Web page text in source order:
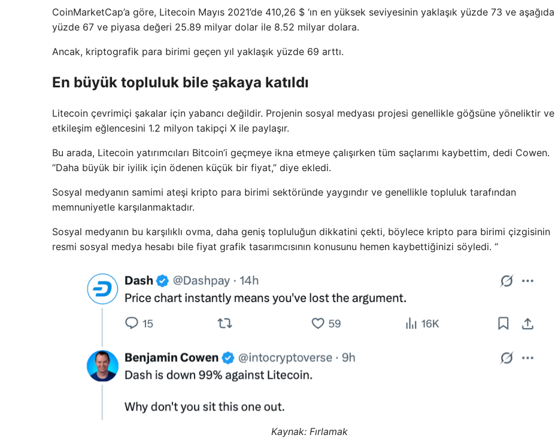
CoinMarketCap’a göre, Litecoin Mayıs 2021’de 410,26 $ ‘ın en yüksek seviyesinin yaklaşık yüzde 73 ve aşağıda
yüzde 67 ve piyasa değeri 25.89 milyar dolar ile 8.52 milyar dolara.
Ancak, kriptografik para birimi geçen yıl yaklaşık yüzde 69 arttı.
En büyük topluluk bile şakaya katıldı
Litecoin çevrimiçi şakalar için yabancı değildir. Projenin sosyal medyası projesi genellikle göğsüne yöneliktir ve
etkileşim eğlencesini 1.2 milyon takipçi X ile paylaşır.
Bu arada, Litecoin yatırımcıları Bitcoin’i geçmeye ikna etmeye çalışırken tüm saçlarımı kaybettim, dedi Cowen.
“Daha büyük bir iyilik için ödenen küçük bir fiyat,” diye ekledi.
Sosyal medyanın samimi ateşi kripto para birimi sektöründe yaygındır ve genellikle topluluk tarafından
memnuniyetle karşılanmaktadır.
Sosyal medyanın bu karşılıklı ovma, daha geniş topluluğun dikkatini çekti, böylece kripto para birimi çizgisinin
resmi sosyal medya hesabı bile fiyat grafik tasarımcısının konusunu hemen kaybettiğinizi söyledi. “
Kaynak: Fırlamak